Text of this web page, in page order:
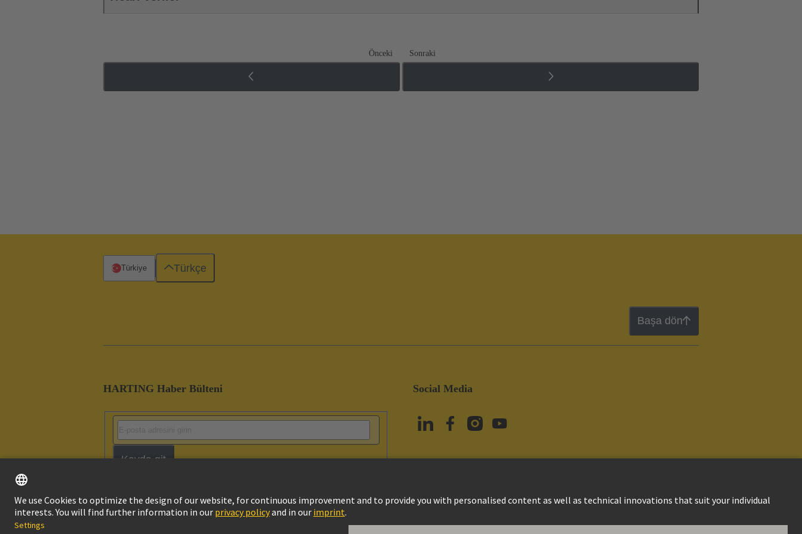
Önceki Sonraki
Başa dön
HARTING Haber Bülteni
Kayda git
Social Media
Türkiye Türkçe